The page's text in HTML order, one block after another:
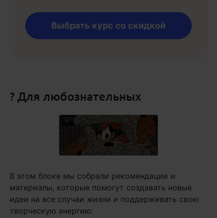
Выбрать курс со скидкой
? Для любознательных
В этом блоке мы собрали рекомендации и
материалы, которые помогут создавать новые
идеи на все случаи жизни и поддерживать свою
творческую энергию: